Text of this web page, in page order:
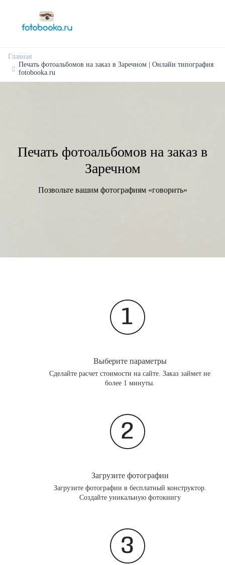
Главная
Печать фотоальбомов на заказ в Заречном | Онлайн типография
fotobooka.ru
Печать фотоальбомов на заказ в
Заречном
Позвольте вашим фотографиям «говорить»
Выберите параметры
Сделайте расчет стоимости на сайте. Заказ займет не
более 1 минуты.
Загрузите фотографии
Загрузите фотографии в бесплатный конструктор.
Создайте уникальную фотокнигу